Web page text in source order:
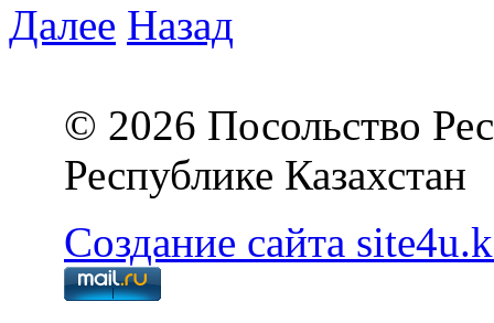
Далее Назад
© 2026 Посольство
Республике Казахстан
Создание сайта